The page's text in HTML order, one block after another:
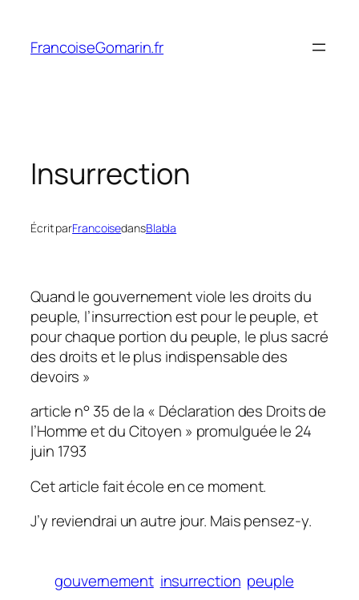
contenu
FrancoiseGomarin.fr
Insurrection
Écrit parFrancoisedansBlabla
Quand le gouvernement viole les droits du
peuple, l’insurrection est pour le peuple, et
pour chaque portion du peuple, le plus sacré
des droits et le plus indispensable des
devoirs »
article n° 35 de la « Déclaration des Droits de
l’Homme et du Citoyen » promulguée le 24
juin 1793
Cet article fait école en ce moment.
J’y reviendrai un autre jour. Mais pensez-y.
gouvernement insurrection peuple